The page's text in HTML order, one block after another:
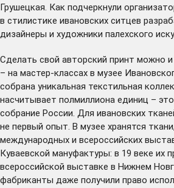
Грушецкая. Как подчеркнули
в стилистике ивановских ситцев
дизайнеры и художники палехского
Сделать свой авторский принт можно
– на мастер-классах в музее
собрана уникальная текстильная
насчитывает полмиллиона единиц –
собрание России. Для ивановских
не первый опыт. В музее хранятся
международных и всероссийских
Куваевской мануфактуры: в 19 веке их
всероссийской выставке в Нижнем
фабриканты даже получили право